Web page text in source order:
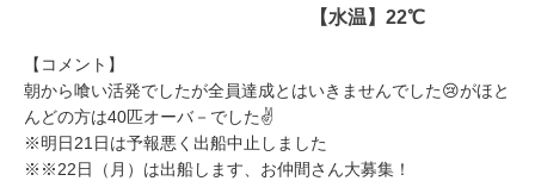
【水温】22℃
【コメント】
朝から喰い活発でしたが全員達成とはいきませんでした😢がほと
んどの方は40匹オーバ－でした✌
※明日21日は予報悪く出船中止しました
※※22日（月）は出船します、お仲間さん大募集！